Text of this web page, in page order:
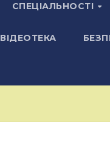
СПЕЦІАЛЬНОСТІ
ВІДЕОТЕКА